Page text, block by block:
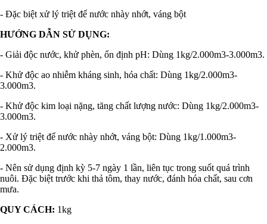
- Đặc biệt xử lý triệt để nước nhày nhớt, váng bột
HƯỚNG DẪN SỬ DỤNG:
- Giải độc nước, khử phèn, ổn định pH: Dùng 1kg/2.000m3-3.000m3.
- Khử độc ao nhiễm kháng sinh, hóa chất: Dùng 1kg/2.000m3-
3.000m3.
- Khử độc kim loại nặng, tăng chất lượng nước: Dùng 1kg/2.000m3-
3.000m3.
- Xử lý triệt để nước nhày nhớt, váng bột: Dùng 1kg/1.000m3-
2.000m3.
- Nên sử dụng định kỳ 5-7 ngày 1 lần, liên tục trong suốt quá trình
nuôi. Đặc biệt trước khi thả tôm, thay nước, đánh hóa chất, sau cơn
mưa.
QUY CÁCH: 1kg